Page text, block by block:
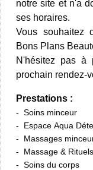
notre site et n'a
ses horaires.
Vous souhaitez
Bons Plans
N'hésitez pas à
prochain rendez-
Prestations :
Soins minceur
Espace Aqua
Massages
Massage &
Soins du corps